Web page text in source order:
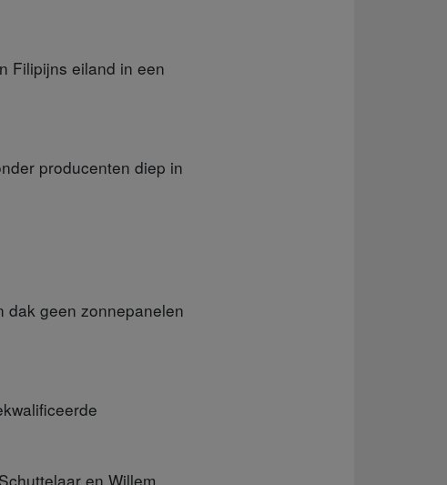
Filipijns eiland in een
producenten diep in
dak geen zonnepanelen
en Willem